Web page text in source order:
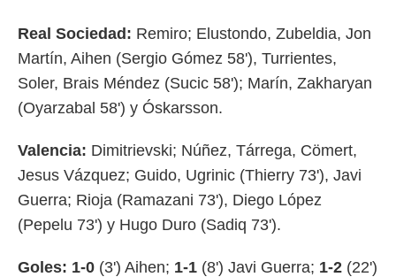
Real Sociedad: Remiro; Elustondo, Zubeldia, Jon
Martín, Aihen (Sergio Gómez 58'), Turrientes,
Soler, Brais Méndez (Sucic 58'); Marín, Zakharyan
(Oyarzabal 58') y Óskarsson.
Valencia: Dimitrievski; Núñez, Tárrega, Cömert,
Jesus Vázquez; Guido, Ugrinic (Thierry 73'), Javi
Guerra; Rioja (Ramazani 73'), Diego López
(Pepelu 73') y Hugo Duro (Sadiq 73').
Goles: 1-0 (3') Aihen; 1-1 (8') Javi Guerra; 1-2 (22')